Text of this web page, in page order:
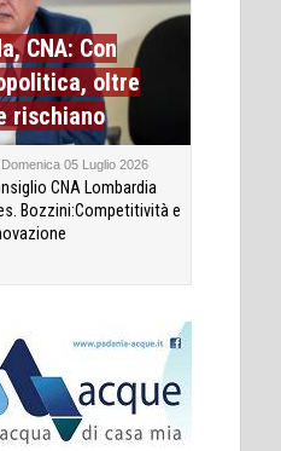
CNA: Con
oltre
rischiano
Domenica 05 Luglio 2026
CNA Lombardia
Bozzini:Competitività e